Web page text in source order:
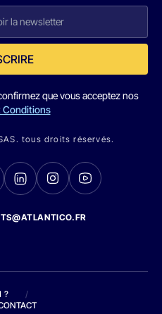
que vous acceptez nos
Conditions
tous droits réservés.
?
/